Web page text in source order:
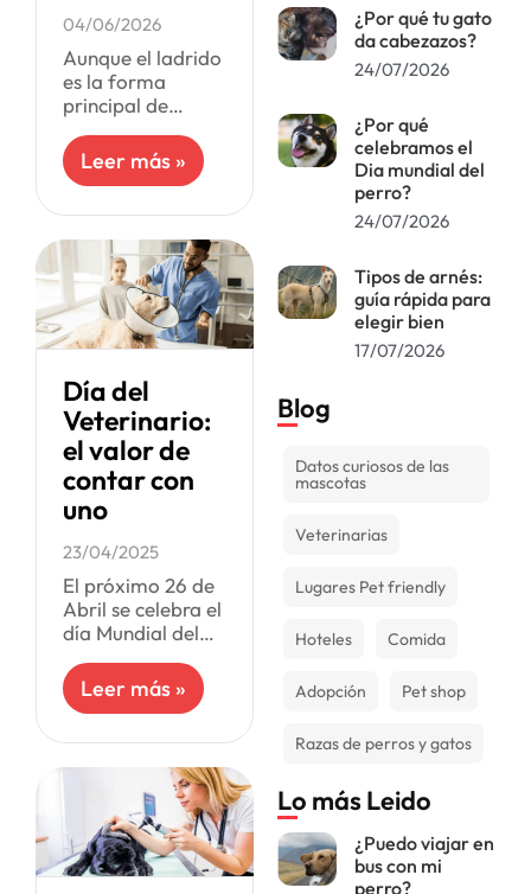
04/06/2026
Aunque el ladrido
es la forma
principal de
los perros,
algunos no suelen
perro no ladre no
implica
necesariamente
que
Leer más »
Día del
Veterinario:
el valor de
contar con
uno
23/04/2025
El próximo 26 de
Abril se celebra el
día Mundial del
Veterinario,
mientras que el 8
del Médico
Veterinario
Leer más »
¿Por qué tu gato
da cabezazos?
24/07/2026
¿Por qué
celebramos el
Dia mundial del
perro?
24/07/2026
Tipos de arnés:
guía rápida para
elegir bien
17/07/2026
Blog
Datos curiosos de las
mascotas
Veterinarias
Lugares Pet friendly
Hoteles Comida
Adopción Pet shop
Razas de perros y gatos
Lo más Leido
¿Puedo viajar en
bus con mi
perro?